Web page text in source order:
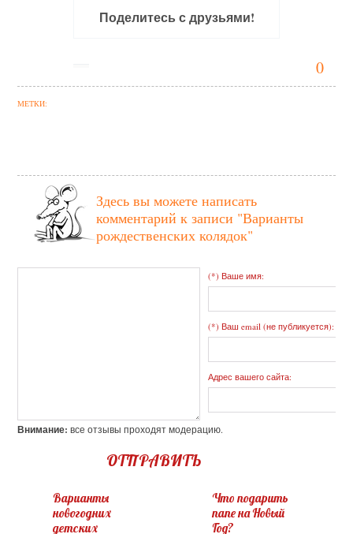
0
Поделитесь с друзьями!
МЕТКИ:
Здесь вы можете написать
комментарий к записи "Варианты
рождественских колядок"
(*) Ваше имя:
(*) Ваш email (не публикуется):
Адрес вашего сайта:
Внимание: все отзывы проходят модерацию.
ОТПРАВИТЬ
Варианты
новогодних
детских
Что подарить
папе на Новый
Год?